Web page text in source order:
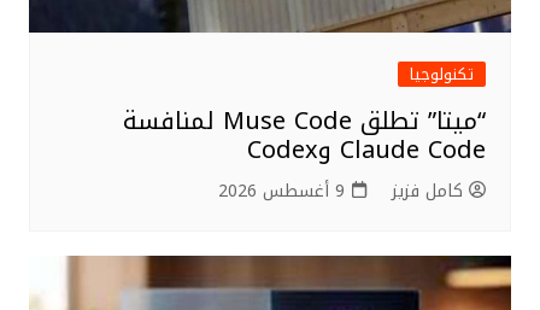
تكنولوجيا
“ميتا” تطلق Muse Code لمنافسة
Claude Code وCodex
كامل فزيز 9 أغسطس 2026